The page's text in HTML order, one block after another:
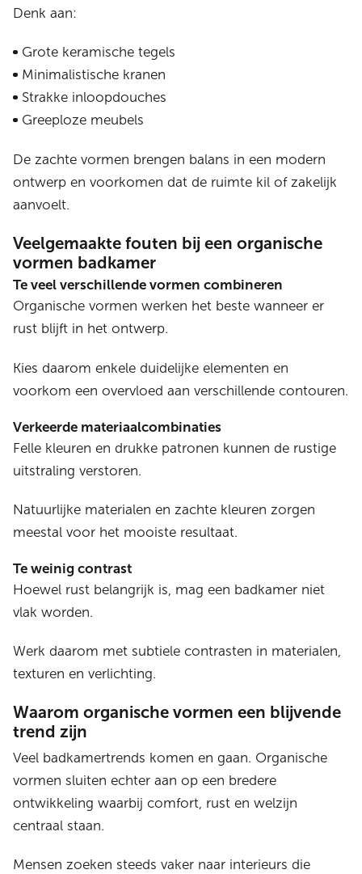
Denk aan:
Grote keramische tegels
Minimalistische kranen
Strakke inloopdouches
Greeploze meubels
De zachte vormen brengen balans in een modern
ontwerp en voorkomen dat de ruimte kil of zakelijk
aanvoelt.
Veelgemaakte fouten bij een organische
vormen badkamer
Te veel verschillende vormen combineren
Organische vormen werken het beste wanneer er
rust blijft in het ontwerp.
Kies daarom enkele duidelijke elementen en
voorkom een overvloed aan verschillende contouren.
Verkeerde materiaalcombinaties
Felle kleuren en drukke patronen kunnen de rustige
uitstraling verstoren.
Natuurlijke materialen en zachte kleuren zorgen
meestal voor het mooiste resultaat.
Te weinig contrast
Hoewel rust belangrijk is, mag een badkamer niet
vlak worden.
Werk daarom met subtiele contrasten in materialen,
texturen en verlichting.
Waarom organische vormen een blijvende
trend zijn
Veel badkamertrends komen en gaan. Organische
vormen sluiten echter aan op een bredere
ontwikkeling waarbij comfort, rust en welzijn
centraal staan.
Mensen zoeken steeds vaker naar interieurs die